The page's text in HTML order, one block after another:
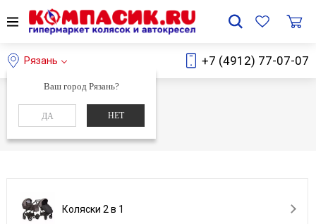
Рязань
Ваш город Рязань?
ДА НЕТ
+7 (4912) 77-07-07
Главная Каталог
Каталог
Коляски 2 в 1